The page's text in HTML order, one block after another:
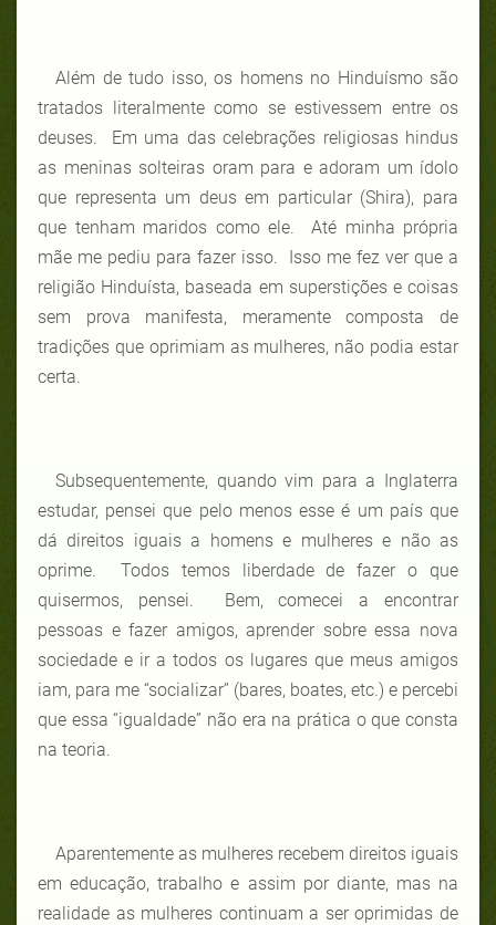
Além de tudo isso, os homens no Hinduísmo são
tratados literalmente como se estivessem entre os
deuses. Em uma das celebrações religiosas hindus
as meninas solteiras oram para e adoram um ídolo
que representa um deus em particular (Shira), para
que tenham maridos como ele. Até minha própria
mãe me pediu para fazer isso. Isso me fez ver que a
religião Hinduísta, baseada em superstições e coisas
sem prova manifesta, meramente composta de
tradições que oprimiam as mulheres, não podia estar
certa.
Subsequentemente, quando vim para a Inglaterra
estudar, pensei que pelo menos esse é um país que
dá direitos iguais a homens e mulheres e não as
oprime. Todos temos liberdade de fazer o que
quisermos, pensei. Bem, comecei a encontrar
pessoas e fazer amigos, aprender sobre essa nova
sociedade e ir a todos os lugares que meus amigos
iam, para me “socializar” (bares, boates, etc.) e percebi
que essa “igualdade” não era na prática o que consta
na teoria.
Aparentemente as mulheres recebem direitos iguais
em educação, trabalho e assim por diante, mas na
realidade as mulheres continuam a ser oprimidas de